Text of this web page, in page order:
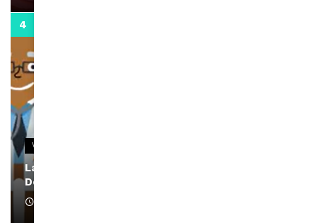
VIDEOS
La rubrique santé speciale coronavirus du
Docteur Makanda